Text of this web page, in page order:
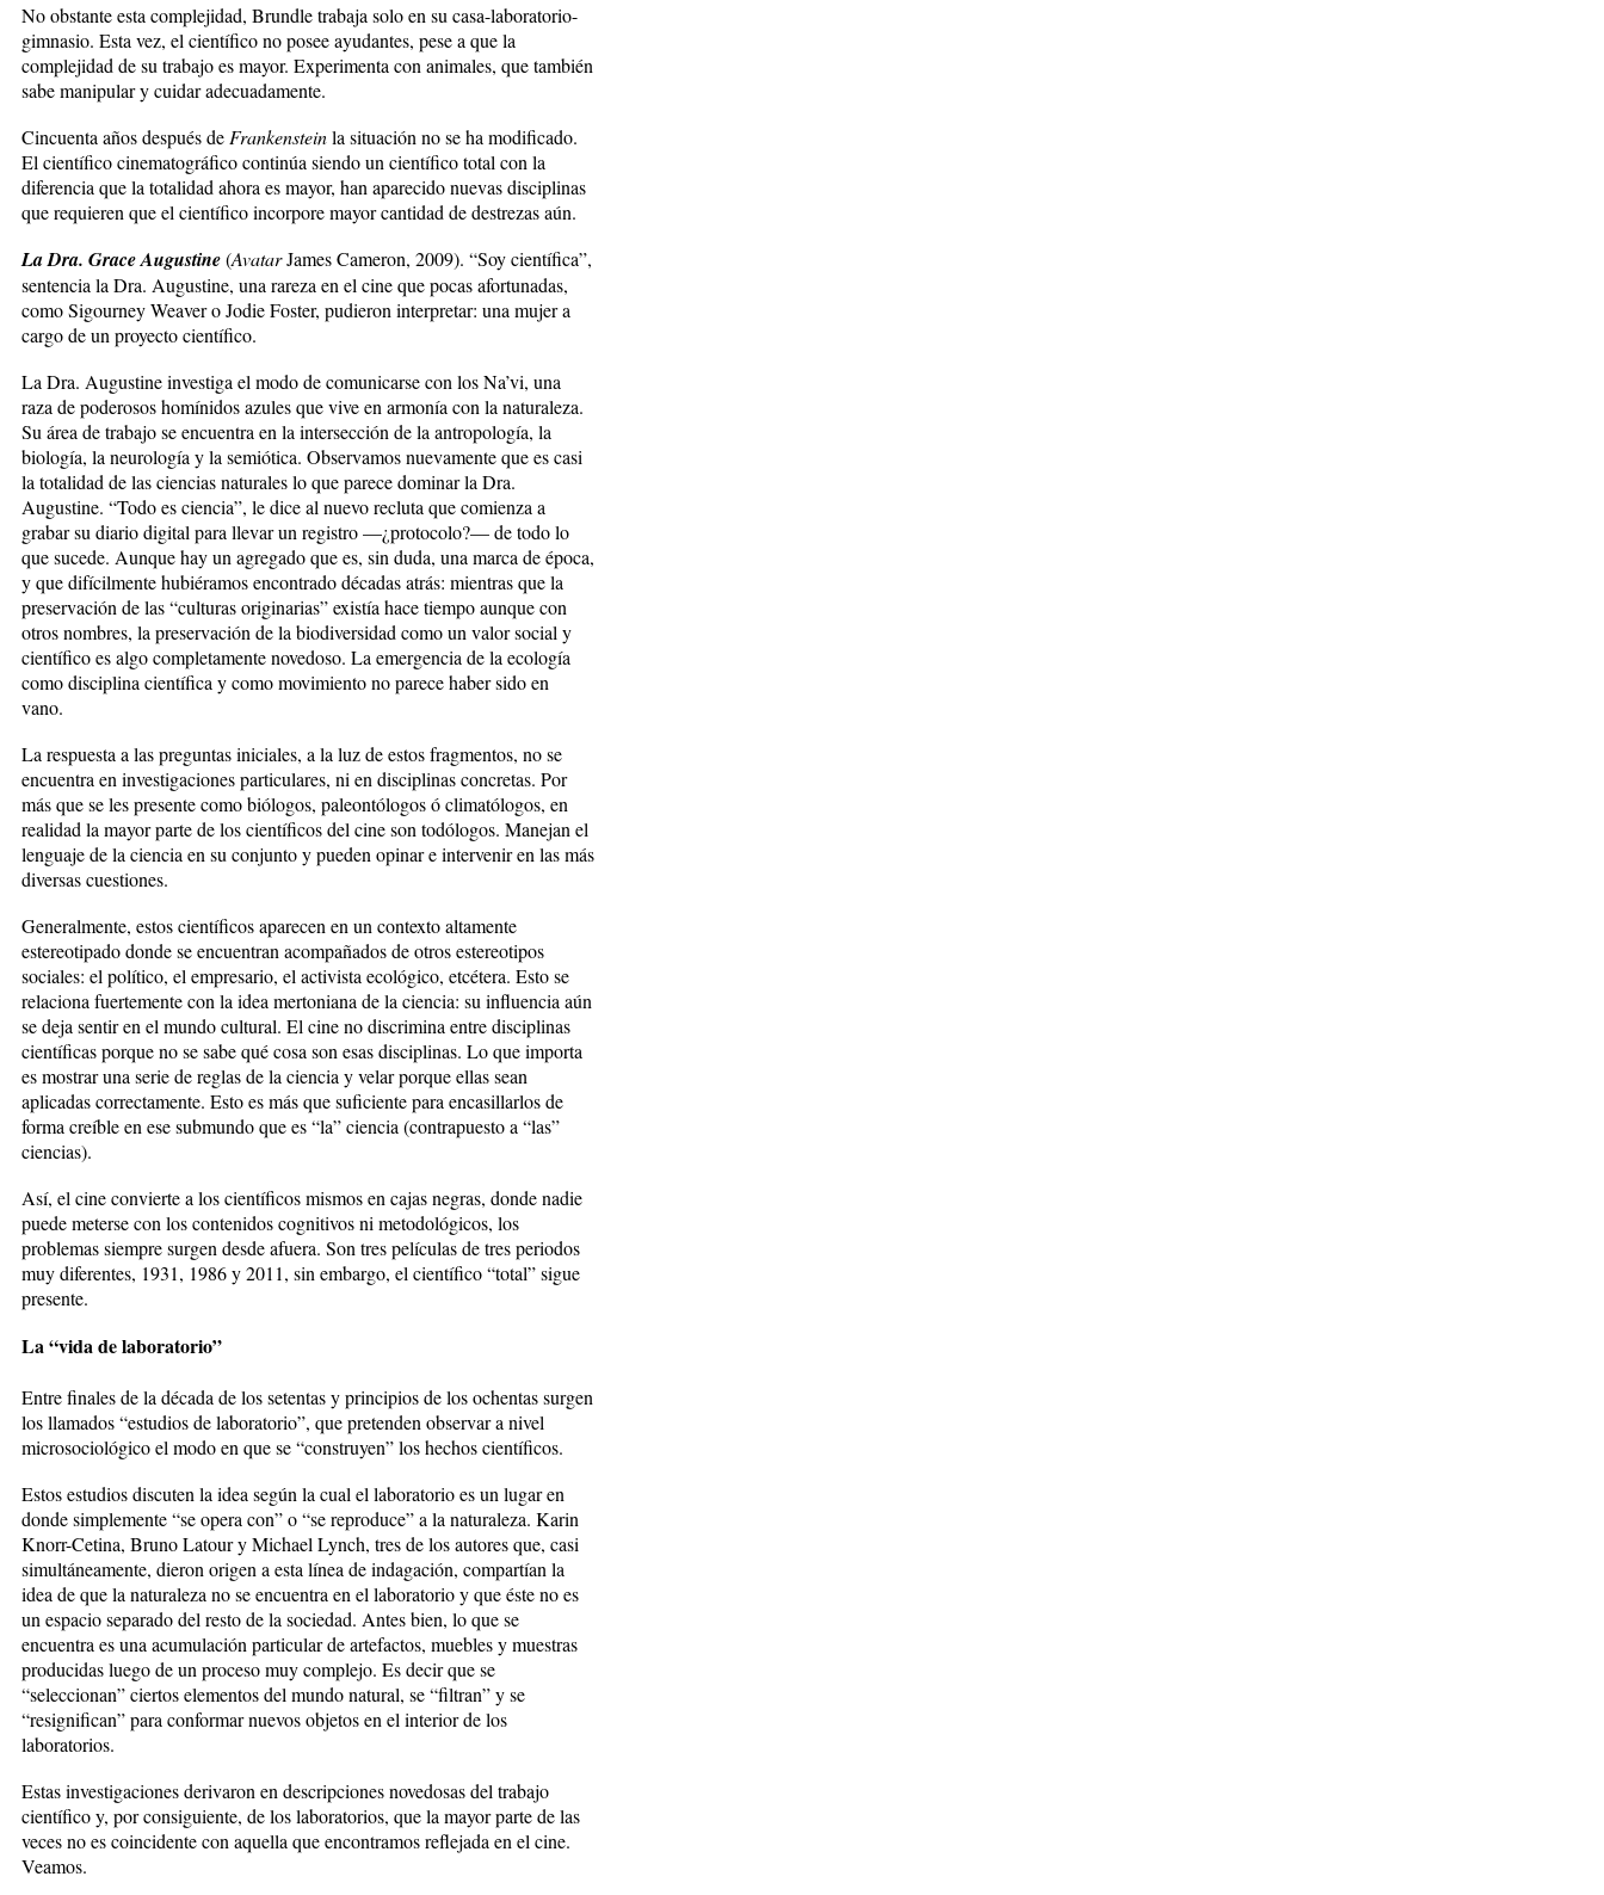
No obstante esta complejidad, Brundle trabaja solo en su casa-laboratorio-
gimnasio. Esta vez, el científico no posee ayudantes, pese a que la
complejidad de su trabajo es mayor. Experimenta con animales, que también
sabe manipular y cuidar adecuadamente.
Cincuenta años después de Frankensteinla situación no se ha modificado.
El científico cinematográfico continúa siendo un científico total con la
diferencia que la totalidad ahora es mayor, han aparecido nuevas disciplinas
que requieren que el científico incorpore mayor cantidad de destrezas aún.
La Dra. Grace Augustine(AvatarJames Cameron, 2009). “Soy científica”,
sentencia la Dra. Augustine, una rareza en el cine que pocas afortunadas,
como Sigourney Weaver o Jodie Foster, pudieron interpretar: una mujer a
cargo de un proyecto científico.
La Dra. Augustine investiga el modo de comunicarse con los Na’vi, una
raza de poderosos homínidos azules que vive en armonía con la naturaleza.
Su área de trabajo se encuentra en la intersección de la antropología, la
biología, la neurología y la semiótica. Observamos nuevamente que es casi
la totalidad de las ciencias naturales lo que parece dominar la Dra.
Augustine. “Todo es ciencia”, le dice al nuevo recluta que comienza a
grabar su diario digital para llevar un registro —¿protocolo?— de todo lo
que sucede. Aunque hay un agregado que es, sin duda, una marca de época,
y que difícilmente hubiéramos encontrado décadas atrás: mientras que la
preservación de las “culturas originarias” existía hace tiempo aunque con
otros nombres, la preservación de la biodiversidad como un valor social y
científico es algo completamente novedoso. La emergencia de la ecología
como disciplina científica y como movimiento no parece haber sido en
vano.
La respuesta a las preguntas iniciales, a la luz de estos fragmentos, no se
encuentra en investigaciones particulares, ni en disciplinas concretas. Por
más que se les presente como biólogos, paleontólogos ó climatólogos, en
realidad la mayor parte de los científicos del cine son todólogos. Manejan el
lenguaje de la ciencia en su conjunto y pueden opinar e intervenir en las más
diversas cuestiones.
Generalmente, estos científicos aparecen en un contexto altamente
estereotipado donde se encuentran acompañados de otros estereotipos
sociales: el político, el empresario, el activista ecológico, etcétera. Esto se
relaciona fuertemente con la idea mertoniana de la ciencia: su influencia aún
se deja sentir en el mundo cultural. El cine no discrimina entre disciplinas
científicas porque no se sabe qué cosa son esas disciplinas. Lo que importa
es mostrar una serie de reglas de la ciencia y velar porque ellas sean
aplicadas correctamente. Esto es más que suficiente para encasillarlos de
forma creíble en ese submundo que es “la” ciencia (contrapuesto a “las”
ciencias).
Así, el cine convierte a los científicos mismos en cajas negras, donde nadie
puede meterse con los contenidos cognitivos ni metodológicos, los
problemas siempre surgen desde afuera. Son tres películas de tres periodos
muy diferentes, 1931, 1986 y 2011, sin embargo, el científico “total” sigue
presente.
La “vida de laboratorio”
Entre finales de la década de los setentas y principios de los ochentas surgen
los llamados “estudios de laboratorio”, que pretenden observar a nivel
microsociológico el modo en que se “construyen” los hechos científicos.
Estos estudios discuten la idea según la cual el laboratorio es un lugar en
donde simplemente “se opera con” o “se reproduce” a la naturaleza. Karin
Knorr-Cetina, Bruno Latour y Michael Lynch, tres de los autores que, casi
simultáneamente, dieron origen a esta línea de indagación, compartían la
idea de que la naturaleza no se encuentra en el laboratorio y que éste no es
un espacio separado del resto de la sociedad. Antes bien, lo que se
encuentra es una acumulación particular de artefactos, muebles y muestras
producidas luego de un proceso muy complejo. Es decir que se
“seleccionan” ciertos elementos del mundo natural, se “filtran” y se
“resignifican” para conformar nuevos objetos en el interior de los
laboratorios.
Estas investigaciones derivaron en descripciones novedosas del trabajo
científico y, por consiguiente, de los laboratorios, que la mayor parte de las
veces no es coincidente con aquella que encontramos reflejada en el cine.
Veamos.